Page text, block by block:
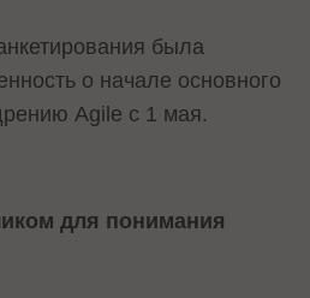
была
о начале основного
Agile с 1 мая.
для понимания